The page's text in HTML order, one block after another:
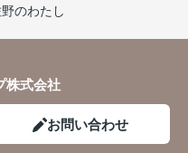
のわたし
株式会社
お問い合わせ